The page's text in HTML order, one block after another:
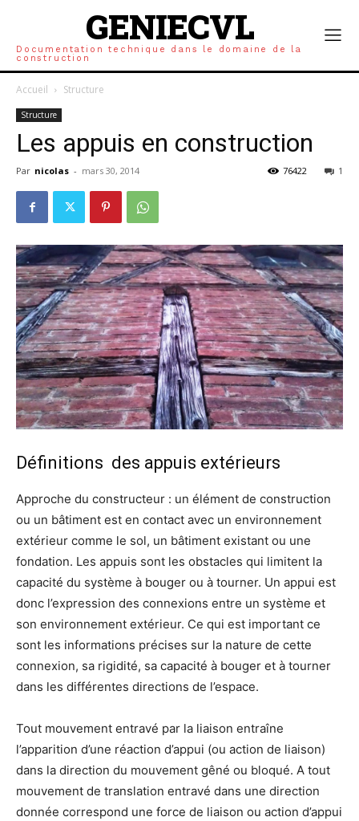
GENIECVL
Documentation technique dans le domaine de la
construction
Accueil Structure
Structure
Les appuis en construction
Par nicolas - mars 30, 2014 1
76422
Définitions des appuis extérieurs
Approche du constructeur : un élément de construction
ou un bâtiment est en contact avec un environnement
extérieur comme le sol, un bâtiment existant ou une
fondation. Les appuis sont les obstacles qui limitent la
capacité du système à bouger ou à tourner. Un appui est
donc l’expression des connexions entre un système et
son environnement extérieur. Ce qui est important ce
sont les informations précises sur la nature de cette
connexion, sa rigidité, sa capacité à bouger et à tourner
dans les différentes directions de l’espace.
Tout mouvement entravé par la liaison entraîne
l’apparition d’une réaction d’appui (ou action de liaison)
dans la direction du mouvement gêné ou bloqué. A tout
mouvement de translation entravé dans une direction
donnée correspond une force de liaison ou action d’appui